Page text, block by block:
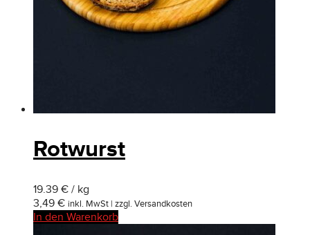
Rotwurst
19.39 € / kg
3,49 € inkl. MwSt | zzgl. Versandkosten
In den Warenkorb